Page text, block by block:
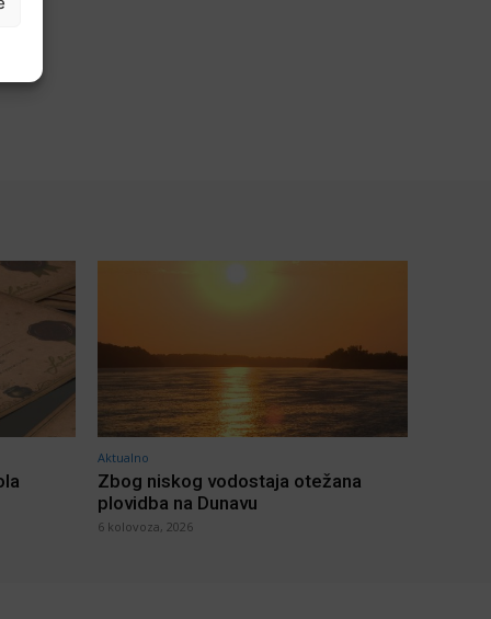
Aktualno
Zbog niskog vodostaja otežana
plovidba na Dunavu
6 kolovoza, 2026